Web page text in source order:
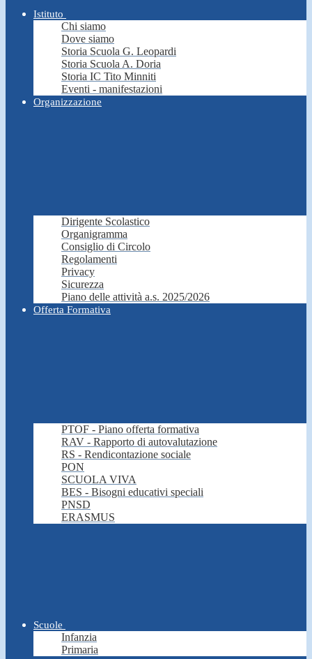
Istituto
Chi siamo
Dove siamo
Storia Scuola G. Leopardi
Storia Scuola A. Doria
Storia IC Tito Minniti
Eventi - manifestazioni
Organizzazione
Dirigente Scolastico
Organigramma
Consiglio di Circolo
Regolamenti
Privacy
Sicurezza
Piano delle attività a.s. 2025/2026
Offerta Formativa
PTOF - Piano offerta formativa
RAV - Rapporto di autovalutazione
RS - Rendicontazione sociale
PON
SCUOLA VIVA
BES - Bisogni educativi speciali
PNSD
ERASMUS
Scuole
Infanzia
Primaria